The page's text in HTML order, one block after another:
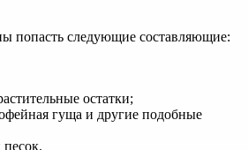
попасть следующие составляющие:
остатки;
гуща и другие подобные